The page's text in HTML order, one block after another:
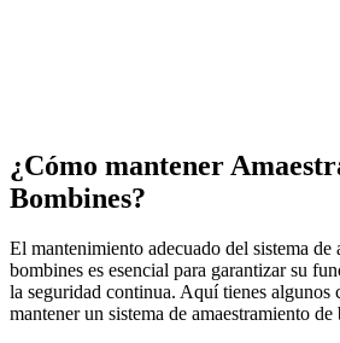
¿Cómo mantener
Bombines?
El mantenimiento adecuado del sistema de
bombines es esencial para garantizar su
la seguridad continua. Aquí tienes algunos
mantener un sistema de amaestramiento de